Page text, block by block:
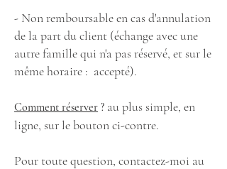
- Non remboursable en cas d'annulation
de la part du client (échange avec une
autre famille qui n'a pas réservé, et sur le
même horaire : accepté).
Comment réserver ? au plus simple, en
ligne, sur le bouton ci-contre.
Pour toute question, contactez-moi au